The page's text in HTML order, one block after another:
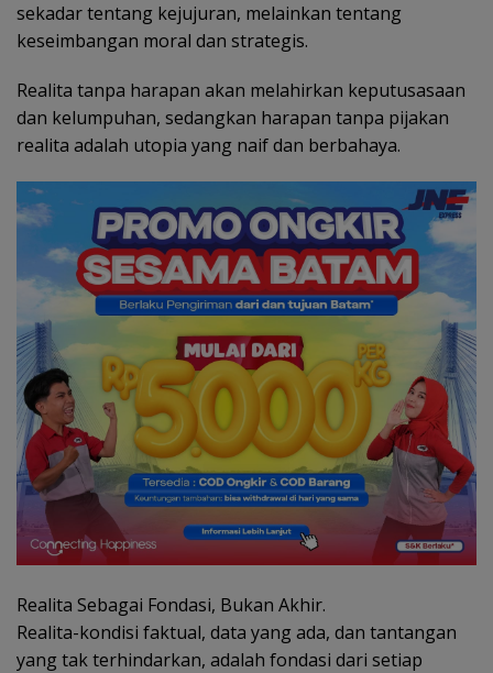
sekadar tentang kejujuran, melainkan tentang
keseimbangan moral dan strategis.
Realita tanpa harapan akan melahirkan keputusasaan
dan kelumpuhan, sedangkan harapan tanpa pijakan
realita adalah utopia yang naif dan berbahaya.
Realita Sebagai Fondasi, Bukan Akhir.
Realita-kondisi faktual, data yang ada, dan tantangan
yang tak terhindarkan, adalah fondasi dari setiap